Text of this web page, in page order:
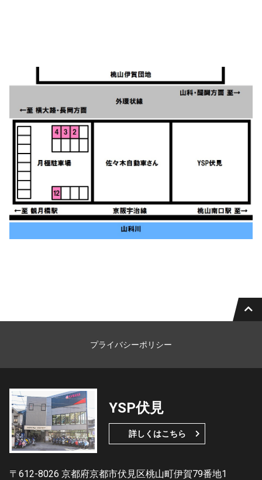
プライバシーポリシー
YSP伏見
詳しくはこちら
〒612-8026 京都府京都市伏見区桃山町伊賀79番地1